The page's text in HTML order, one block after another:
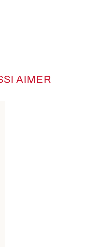
AIMER